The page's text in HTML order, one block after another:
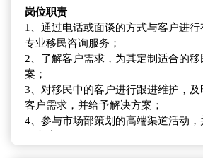
2、一年以上工作经验，优先应届毕业
3、热爱教育行业，阳光上进，学习
4、熟练使用办公软件， 能够熟练阅
料、具备优秀英文写作能力；
岗位职责
1、通过电话或面谈的方式与客户进
专业移民咨询服务；
2、了解客户需求，为其定制适合的
案；
3、对移民中的客户进行跟进维护，及
客户需求，并给予解决方案；
4、参与市场部策划的高端渠道活动